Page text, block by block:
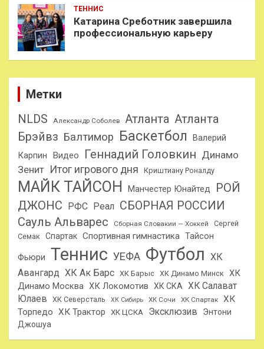
ТЕННИС
Катарина Среботник завершила
профессиональную карьеру
Метки
NLDS
Александр Соболев Атланта Атланта
Брэйвз Балтимор Баскетбол
Валерий
Карпин
Видео Геннадий Головкин Динамо
Зенит Итог игрового дня Криштиану Роналду
МАЙК ТАЙСОН Манчестер Юнайтед
РОЙ
ДЖОНС РФС Реал СБОРНАЯ РОССИИ
Сауль Альварес Сборная Словакии — Хоккей
Сергей
Семак
Спартак Спортивная гимнастика Тайсон
Фьюри Теннис УЕФА Футбол ХК
Авангард ХК Ак Барс ХК Барыс ХК Динамо Минск
ХК
Динамо Москва ХК Локомотив ХК СКА
ХК Салават
Юлаев
ХК Северсталь ХК Сибирь ХК Сочи ХК Спартак
ХК
Торпедо ХК Трактор ХК ЦСКА Эксклюзив
Энтони
Джошуа